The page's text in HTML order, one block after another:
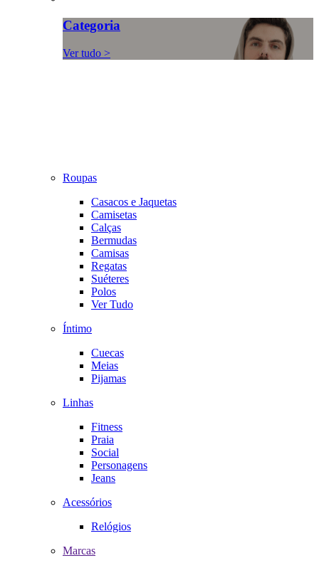
Categoria
Ver tudo >
Roupas
Casacos e Jaquetas
Camisetas
Calças
Bermudas
Camisas
Regatas
Suéteres
Polos
Ver Tudo
Íntimo
Cuecas
Meias
Pijamas
Linhas
Fitness
Praia
Social
Personagens
Jeans
Acessórios
Relógios
Marcas